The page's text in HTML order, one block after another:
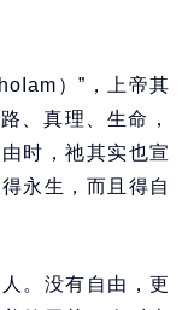
）”，上帝其
、真理、生命，
时，祂其实也宣
永生，而且得自
。没有自由，更